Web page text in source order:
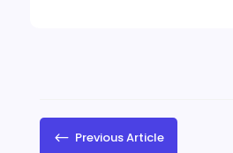
# Previous Article